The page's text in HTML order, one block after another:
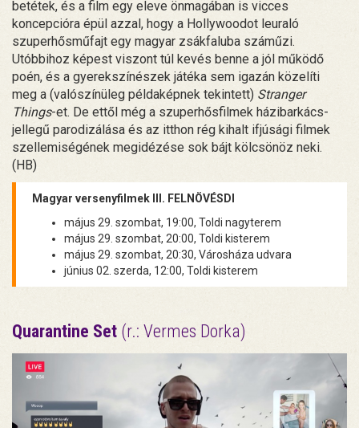
betétek, és a film egy eleve önmagában is vicces
koncepcióra épül azzal, hogy a Hollywoodot leuraló
szuperhősműfajt egy magyar zsákfaluba száműzi.
Utóbbihoz képest viszont túl kevés benne a jól működő
poén, és a gyerekszínészek játéka sem igazán közelíti
meg a (valószínüleg példaképnek tekintett) Stranger
Things-et. De ettől még a szuperhősfilmek házibarkács-
jellegű parodizálása és az itthon rég kihalt ifjúsági filmek
szellemiségének megidézése sok bájt kölcsönöz neki.
(HB)
Magyar versenyfilmek III. FELNÖVÉSDI
május 29. szombat, 19:00, Toldi nagyterem
május 29. szombat, 20:00, Toldi kisterem
május 29. szombat, 20:30, Városháza udvara
június 02. szerda, 12:00, Toldi kisterem
Quarantine Set (r.: Vermes Dorka)